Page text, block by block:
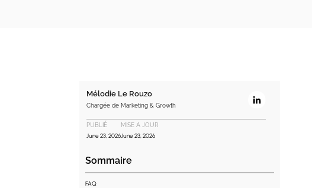
Mélodie Le Rouzo
Chargée de Marketing & Growth
PUBLIÉ
June 23, 2026
MISE A JOUR
June 23, 2026
Sommaire
FAQ